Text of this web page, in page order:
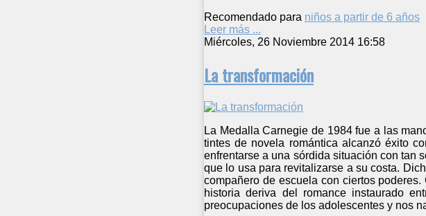
Recomendado para niños a partir de 6 años
Leer más ...
Miércoles, 26 Noviembre 2014 16:58
La transformación
La Medalla Carnegie de 1984 fue a las
tintes de novela romántica alcanzó éxito
enfrentarse a una sórdida situación con tan
que lo usa para revitalizarse a su costa.
compañero de escuela con ciertos
historia deriva del romance instaurado
preocupaciones de los adolescentes y nos